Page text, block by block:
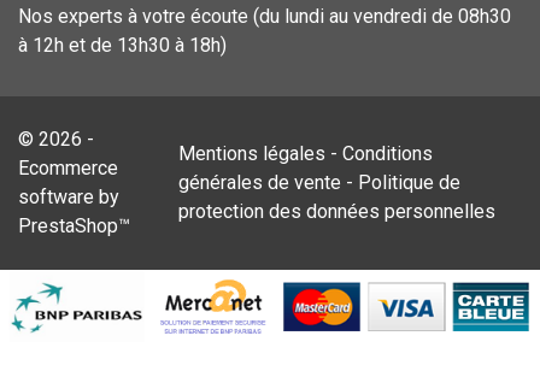
Nos experts à votre écoute (du lundi au vendredi de 08h30
à 12h et de 13h30 à 18h)
© 2026 -
Ecommerce
software by
PrestaShop™
Mentions légales -Conditions
générales de vente - Politique de
protection des données personnelles